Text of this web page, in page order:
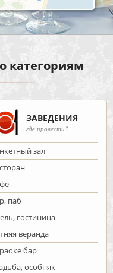
категориям
ЗАВЕДЕНИЯ
где провести?
зал
паб
гостиница
веранда
бар
особняк